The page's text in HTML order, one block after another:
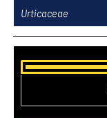
contenido
Urticaceae